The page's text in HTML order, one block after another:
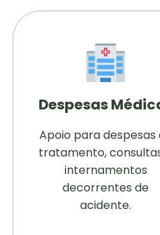
Despesas
Apoio para despesas
tratamento,
internamentos
decorrentes de
acidente.